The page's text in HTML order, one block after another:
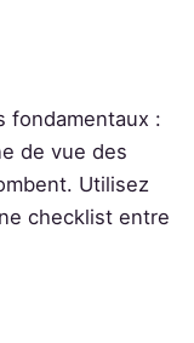
fondamentaux :
de vue des
Utilisez
checklist entre